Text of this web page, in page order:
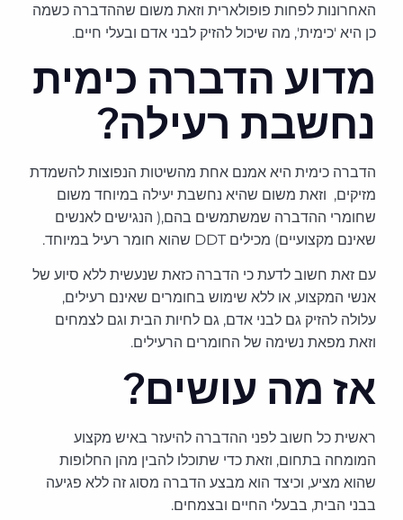
האחרונות לפחות פופולארית וזאת משום שההדברה כשמה
כן היא 'כימית', מה שיכול להזיק לבני אדם ובעלי חיים.
מדוע הדברה כימית
נחשבת רעילה?
הדברה כימית היא אמנם אחת מהשיטות הנפוצות להשמדת
מזיקים, וזאת משום שהיא נחשבת יעילה במיוחד משום
שחומרי ההדברה שמשתמשים בהם,( הנגישים לאנשים
שאינם מקצועיים) מכילים DDT שהוא חומר רעיל במיוחד.
עם זאת חשוב לדעת כי הדברה כזאת שנעשית ללא סיוע של
אנשי המקצוע, או ללא שימוש בחומרים שאינם רעילים,
עלולה להזיק גם לבני אדם, גם לחיות הבית וגם לצמחים
וזאת מפאת נשימה של החומרים הרעילים.
אז מה עושים?
ראשית כל חשוב לפני ההדברה להיעזר באיש מקצוע
המומחה בתחום, וזאת כדי שתוכלו להבין מהן החלופות
שהוא מציע, וכיצד הוא מבצע הדברה מסוג זה ללא פגיעה
בבני הבית, בבעלי החיים ובצמחים.